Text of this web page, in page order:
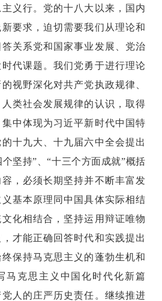
义行。党的十八大以来，国内
要求，迫切需要我们从理论和
关系党和国家事业发展、党治
代课题。我们党勇于进行理论
视野深化对共产党执政规律、
类社会发展规律的认识，取得
中体现为习近平新时代中国特
十九大、十九届六中全会提出
坚持”、“十三个方面成就”概括
，必须长期坚持并不断丰富发
基本原理同中国具体实际相结
化相结合，坚持运用辩证唯物
才能正确回答时代和实践提出
保持马克思主义的蓬勃生机和
马克思主义中国化时代化新篇
人的庄严历史责任。继续推进